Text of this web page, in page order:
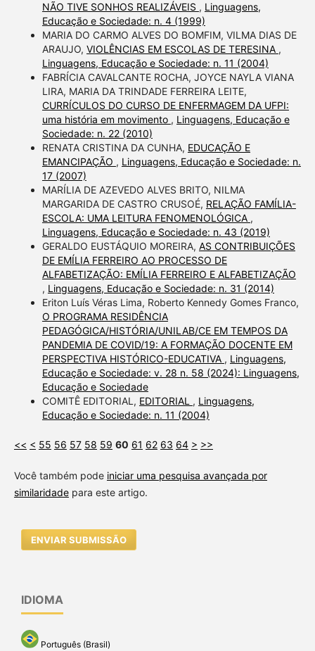
NÃO TIVE SONHOS REALIZÁVEIS , Linguagens,
Educação e Sociedade: n. 4 (1999)
MARIA DO CARMO ALVES DO BOMFIM, VILMA DIAS DE
ARAUJO, VIOLÊNCIAS EM ESCOLAS DE TERESINA ,
Linguagens, Educação e Sociedade: n. 11 (2004)
FABRÍCIA CAVALCANTE ROCHA, JOYCE NAYLA VIANA
LIRA, MARIA DA TRINDADE FERREIRA LEITE,
CURRÍCULOS DO CURSO DE ENFERMAGEM DA UFPI:
uma história em movimento , Linguagens, Educação e
Sociedade: n. 22 (2010)
RENATA CRISTINA DA CUNHA, EDUCAÇÃO E
EMANCIPAÇÃO , Linguagens, Educação e Sociedade: n.
17 (2007)
MARÍLIA DE AZEVEDO ALVES BRITO, NILMA
MARGARIDA DE CASTRO CRUSOÉ, RELAÇÃO FAMÍLIA-
ESCOLA: UMA LEITURA FENOMENOLÓGICA ,
Linguagens, Educação e Sociedade: n. 43 (2019)
GERALDO EUSTÁQUIO MOREIRA, AS CONTRIBUIÇÕES
DE EMÍLIA FERREIRO AO PROCESSO DE
ALFABETIZAÇÃO: EMÍLIA FERREIRO E ALFABETIZAÇÃO
, Linguagens, Educação e Sociedade: n. 31 (2014)
Eriton Luís Véras Lima, Roberto Kennedy Gomes Franco,
O PROGRAMA RESIDÊNCIA
PEDAGÓGICA/HISTÓRIA/UNILAB/CE EM TEMPOS DA
PANDEMIA DE COVID/19: A FORMAÇÃO DOCENTE EM
PERSPECTIVA HISTÓRICO-EDUCATIVA , Linguagens,
Educação e Sociedade: v. 28 n. 58 (2024): Linguagens,
Educação e Sociedade
COMITÊ EDITORIAL, EDITORIAL , Linguagens,
Educação e Sociedade: n. 11 (2004)
<< < 55 56 57 58 59 60 61 62 63 64 > >>
Você também pode iniciar uma pesquisa avançada por
similaridadepara este artigo.
ENVIAR SUBMISSÃO
IDIOMA
Português (Brasil)